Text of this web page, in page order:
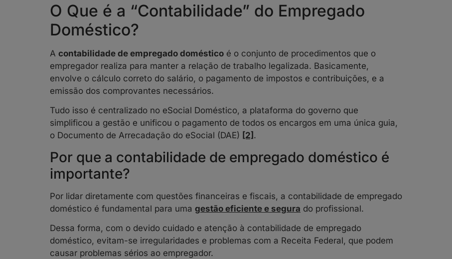
O Que é a “Contabilidade” do Empregado
Doméstico?
A contabilidade de empregado doméstico é o conjunto de procedimentos que o
empregador realiza para manter a relação de trabalho legalizada. Basicamente,
envolve o cálculo correto do salário, o pagamento de impostos e contribuições, e a
emissão dos comprovantes necessários.
Tudo isso é centralizado no eSocial Doméstico, a plataforma do governo que
simplificou a gestão e unificou o pagamento de todos os encargos em uma única guia,
o Documento de Arrecadação do eSocial (DAE) [2] .
Por que a contabilidade de empregado doméstico é
importante?
Por lidar diretamente com questões financeiras e fiscais, a contabilidade de empregado
doméstico é fundamental para uma gestão eficiente e segura do profissional.
Dessa forma, com o devido cuidado e atenção à contabilidade de empregado
doméstico, evitam-se irregularidades e problemas com a Receita Federal, que podem
causar problemas sérios ao empregador.